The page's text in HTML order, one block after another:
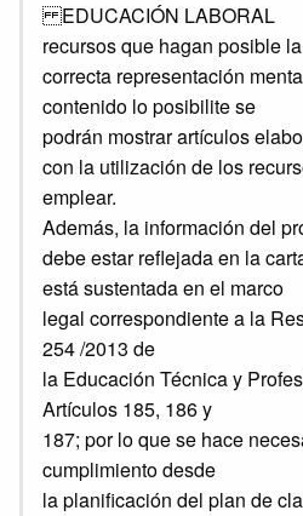
EDUCACIÓN LABORAL
recursos que hagan posible
correcta representación
contenido lo posibilite se
podrán mostrar artículos
con la utilización de los
emplear.
Además, la información del
debe estar reflejada en la
está sustentada en el marco
legal correspondiente a la
254 /2013 de
la Educación Técnica y
Artículos 185, 186 y
187; por lo que se hace
cumplimiento desde
la planificación del plan de